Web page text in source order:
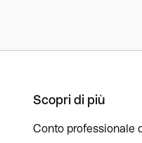
Scopri di più
Conto professionale